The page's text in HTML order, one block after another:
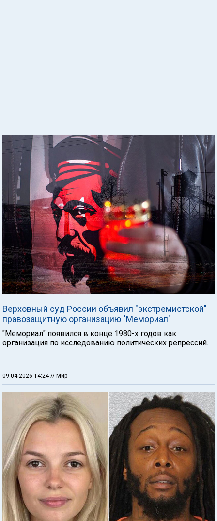
Верховный суд России объявил "экстремистской"
правозащитную организацию "Мемориал"
"Мемориал" появился в конце 1980-х годов как
организация по исследованию политических репрессий.
09.04.2026 14:24// Мир